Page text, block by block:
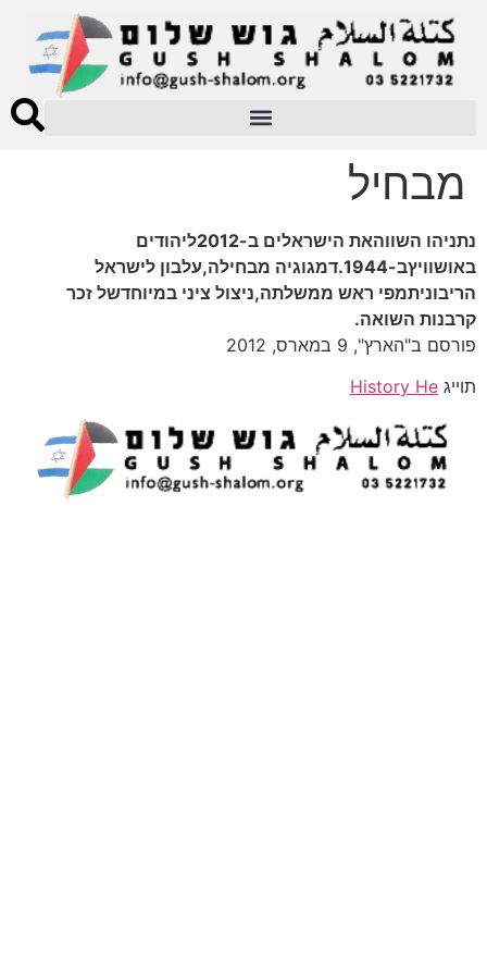
מבחיל
נתניהו השווהאת הישראלים ב-2012ליהודים
באושוויץב-1944.דמגוגיה מבחילה,עלבון לישראל
הריבוניתמפי ראש ממשלתה,ניצול ציני במיוחדשל זכר
קרבנות השואה.
פורסם ב"הארץ", 9 במארס, 2012
תוייג History He